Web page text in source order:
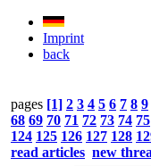
Imprint
back
pages [1] 2 3 4 5 6 7 8 9
68 69 70 71 72 73 74 75
124 125 126 127 128
read articles new